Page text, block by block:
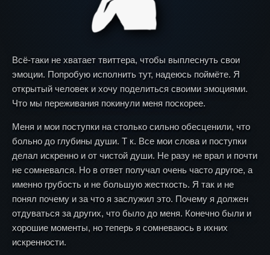
Всё-таки не хватает твиттера, чтобы выплеснуть свои
эмоции. Попробую исполнить тут, надеюсь поймёте. Я
открытый человек и хочу поделиться своими эмоциями.
Что мы переживания покинули меня поскорее.
Меня и мои поступки на столько сильно обесценили, что
больно до глубины души. Т к. Все мои слова и поступки
делал искренно и от чистой души. Не разу не врал и почти
не сомневался. Но в ответ получал очень часто другое, а
именно грубость и не большую жесткость. Я так и не
понял почему и за что я заслужил это. Почему я должен
отдуваться за других, что было до меня. Конечно были и
хорошие моменты, но теперь я сомневаюсь в ихних
искренности.